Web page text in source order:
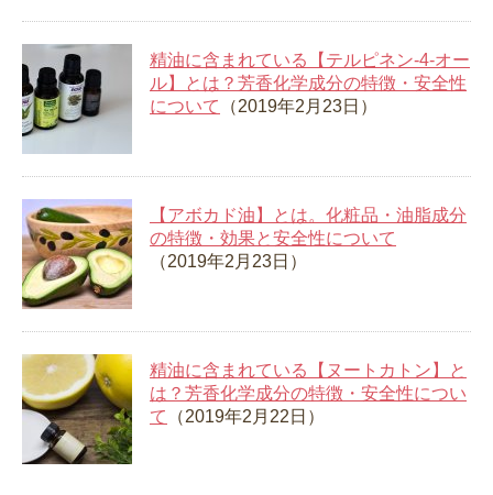
精油に含まれている【テルピネン-4-オー
ル】とは？芳香化学成分の特徴・安全性
について
（2019年2月23日）
【アボカド油】とは。化粧品・油脂成分
の特徴・効果と安全性について
（2019年2月23日）
精油に含まれている【ヌートカトン】と
は？芳香化学成分の特徴・安全性につい
て
（2019年2月22日）